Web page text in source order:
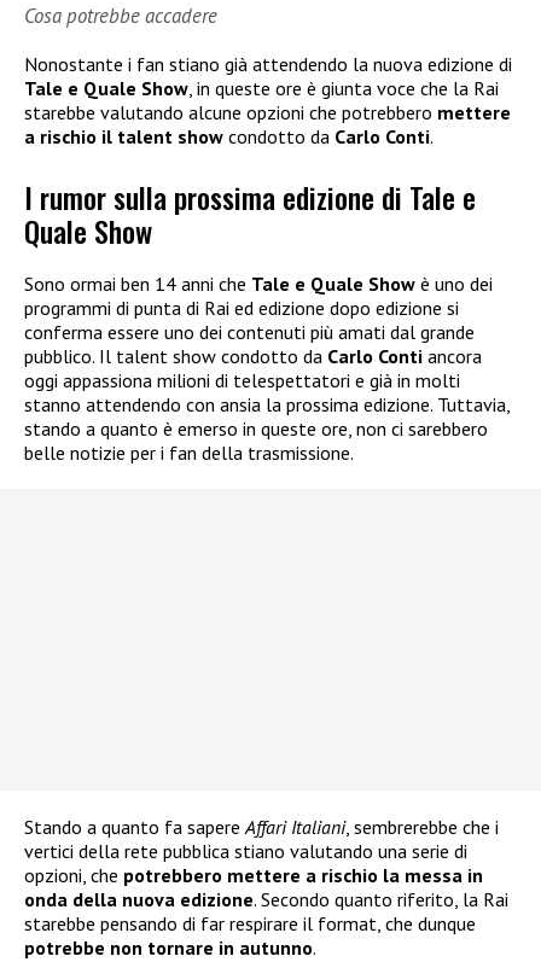
Cosa potrebbe accadere
Nonostante i fan stiano già attendendo la nuova edizione di
Tale e Quale Show , in queste ore è giunta voce che la Rai
starebbe valutando alcune opzioni che potrebbero mettere
a rischio il talent show condotto da Carlo Conti.
I rumor sulla prossima edizione di Tale e
Quale Show
Sono ormai ben 14 anni che Tale e Quale Show è uno dei
programmi di punta di Rai ed edizione dopo edizione si
conferma essere uno dei contenuti più amati dal grande
pubblico. Il talent show condotto da Carlo Conti ancora
oggi appassiona milioni di telespettatori e già in molti
stanno attendendo con ansia la prossima edizione. Tuttavia,
stando a quanto è emerso in queste ore, non ci sarebbero
belle notizie per i fan della trasmissione.
Stando a quanto fa sapereAffari Italiani, sembrerebbe che i
vertici della rete pubblica stiano valutando una serie di
opzioni, che potrebbero mettere a rischio la messa in
onda della nuova edizione. Secondo quanto riferito, la Rai
starebbe pensando di far respirare il format, che dunque
potrebbe non tornare in autunno.